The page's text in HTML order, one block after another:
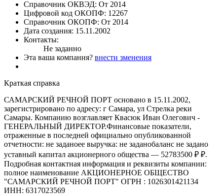
Справочник ОКВЭД: От 2014
Цифровой код ОКОПФ: 12267
Справочник ОКОПФ: От 2014
Дата создания: 15.11.2002
Контакты:
Не заданно
Эта ваша компания? внести зменения
Краткая справка
САМАРСКИЙ РЕЧНОЙ ПОРТ основано в 15.11.2002,
зарегистрировано по адресу: г Самара, ул Стрелка реки
Самары. Компанию возглавляет Квасюк Иван Олегович -
ГЕНЕРАЛЬНЫЙ ДИРЕКТОР.Финансовые показатели,
отраженные в последней официально опубликованной
отчетности: не заданоее выручка: не заданобаланс не задано
уставный капитал акционерного общества — 52783500 ₽ ₽.
Подробная контактная информация и реквизиты компании:
полное наименование АКЦИОНЕРНОЕ ОБЩЕСТВО
"САМАРСКИЙ РЕЧНОЙ ПОРТ" ОГРН : 1026301421134
ИНН: 6317023569